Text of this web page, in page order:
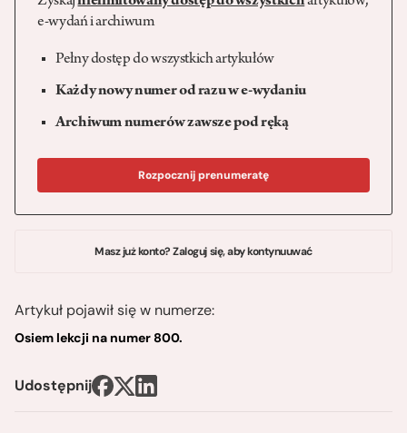
e-wydań i archiwum
Pełny dostęp do wszystkich artykułów
Każdy nowy numer od razu w e-wydaniu
Archiwum numerów zawsze pod ręką
Rozpocznij prenumeratę
Masz już konto? Zaloguj się, aby kontynuuwać
Artykuł pojawił się w numerze:
Osiem lekcji na numer 800.
Udostępnij